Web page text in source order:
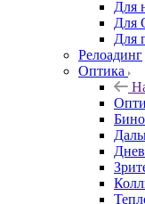
Для
Для
Для
Релоадинг
Оптика